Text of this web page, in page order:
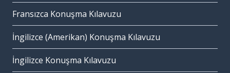
Fransızca Konuşma Kılavuzu
İngilizce (Amerikan) Konuşma Kılavuzu
İngilizce Konuşma Kılavuzu